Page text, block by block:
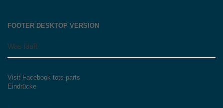
FOOTER DESKTOP VERSION
Was läuft
Visit Facebook tots-parts
Eindrücke